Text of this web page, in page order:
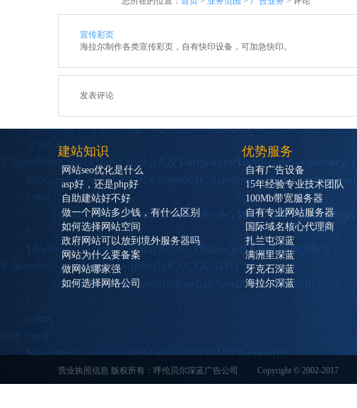
宣传彩页
海拉尔制作各类宣传彩页，自有快印设备，可加急快印。
发表评论
建站知识
网站seo优化是什么
asp好，还是php好
自助建站好不好
做一个网站多少钱，有什么区别
如何选择网站空间
政府网站可以放到境外服务器吗
网站为什么要备案
做网站哪家强
如何选择网络公司
优势服务
自有广告设备
15年经验专业技术团队
100Mb带宽服务器
自有专业网站服务器
国际域名核心代理商
扎兰屯深蓝
满洲里深蓝
牙克石深蓝
海拉尔深蓝
营业执照信息 版权所有：呼伦贝尔深蓝广告公司 Copyright © 2002-2017